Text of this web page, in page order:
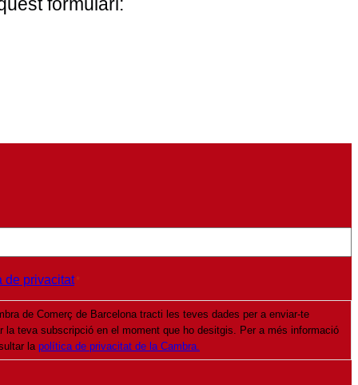
formulari:
de privacitat*
de Comerç de Barcelona tracti les teves dades per a enviar-te
la teva subscripció en el moment que ho desitgis. Per a més informació
la política de privacitat de la Cambra.